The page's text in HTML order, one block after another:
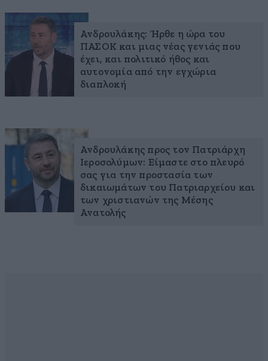
Ανδρουλάκης: Ήρθε η ώρα του
ΠΑΣΟΚ και μιας νέας γενιάς που
έχει, και πολιτικό ήθος και
αυτονομία από την εγχώρια
διαπλοκή
Ανδρουλάκης προς τον Πατριάρχη
Ιεροσολύμων: Είμαστε στο πλευρό
σας για την προστασία των
δικαιωμάτων του Πατριαρχείου και
των χριστιανών της Μέσης
Ανατολής